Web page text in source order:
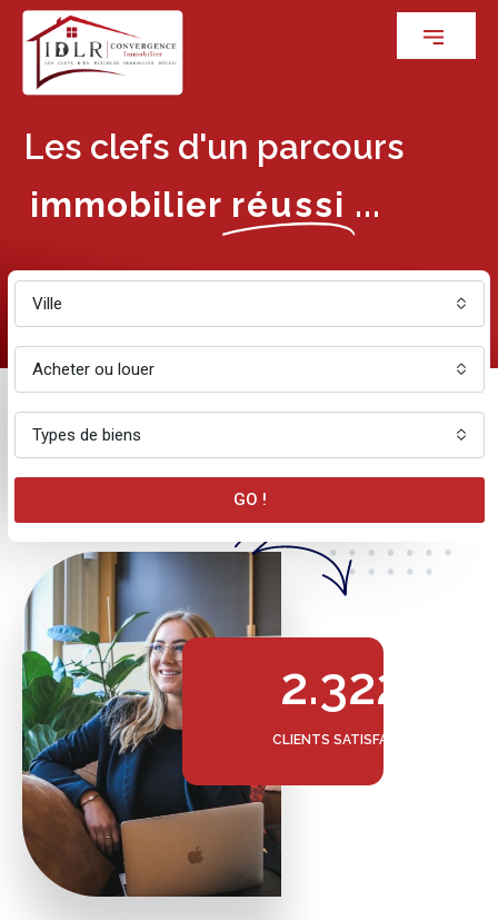
Les clefs d'un parcours
immobilier réussi ...
Ville
Acheter ou louer
Types de biens
GO !
2.322
CLIENTS SATISFAITS